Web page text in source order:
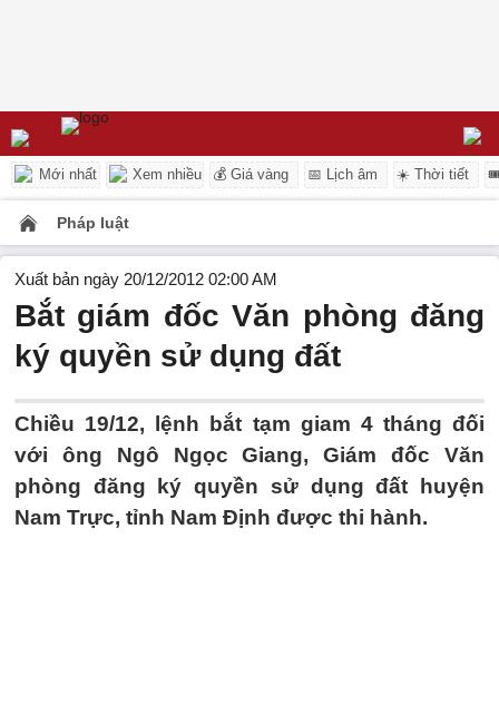
Mới nhất Xem nhiều 💰 Giá vàng 📅 Lịch âm ☀️ Thời tiết
Pháp luật
Xuất bản ngày 20/12/2012 02:00 AM
Bắt giám đốc Văn phòng đăng
ký quyền sử dụng đất
Chiều 19/12, lệnh bắt tạm giam 4 tháng đối
với ông Ngô Ngọc Giang, Giám đốc Văn
phòng đăng ký quyền sử dụng đất huyện
Nam Trực, tỉnh Nam Định được thi hành.